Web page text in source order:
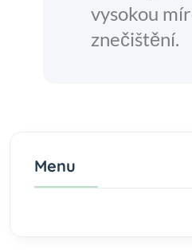
vysokou
znečištění.
Menu